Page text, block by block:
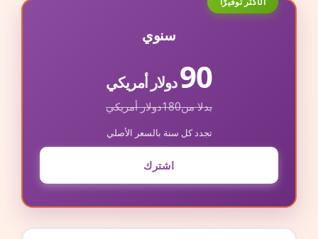
سنوي
90دولار أمريكي
بدلا من180دولار أمريكي
تجدد كل سنة بالسعر الأصلي
اشترك